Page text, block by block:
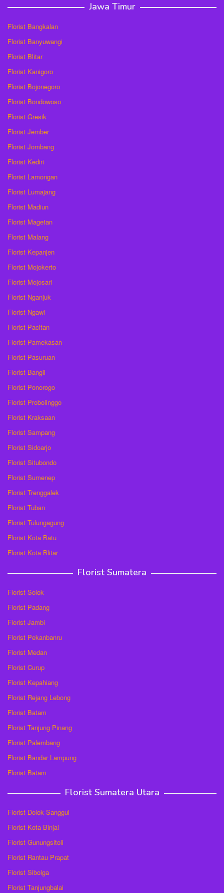
Jawa Timur
Florist Bangkalan
Florist Banyuwangi
Florist Blitar
Florist Kanigoro
Florist Bojonegoro
Florist Bondowoso
Florist Gresik
Florist Jember
Florist Jombang
Florist Kediri
Florist Lamongan
Florist Lumajang
Florist Madiun
Florist Magetan
Florist Malang
Florist Kepanjen
Florist Mojokerto
Florist Mojosari
Florist Nganjuk
Florist Ngawi
Florist Pacitan
Florist Pamekasan
Florist Pasuruan
Florist Bangil
Florist Ponorogo
Florist Probolinggo
Florist Kraksaan
Florist Sampang
Florist Sidoarjo
Florist Situbondo
Florist Sumenep
Florist Trenggalek
Florist Tuban
Florist Tulungagung
Florist Kota Batu
Florist Kota Blitar
Florist Sumatera
Florist Solok
Florist Padang
Florist Jambi
Florist Pekanbanru
Florist Medan
Florist Curup
Florist Kepahiang
Florist Rejang Lebong
Florist Batam
Florist Tanjung Pinang
Florist Palembang
Florist Bandar Lampung
Florist Batam
Florist Sumatera Utara
Florist Dolok Sanggul
Florist Kota Binjai
Florist Gunungsitoli
Florist Rantau Prapat
Florist Sibolga
Florist Tanjungbalai